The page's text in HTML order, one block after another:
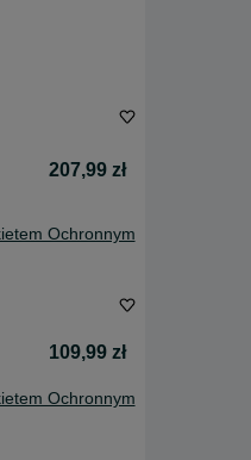
207,99 zł
Ochronnym
109,99 zł
Ochronnym